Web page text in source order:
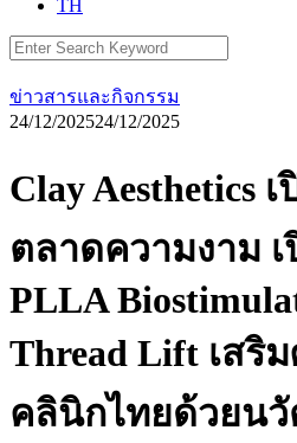
TH
Search
for:
ข่าวสารและกิจกรรม
24/12/202524/12/2025
Clay Aesthetics
ตลาดความงาม
PLLA
Thread Lift เสริ
คลินิกไทยด้วยนวั